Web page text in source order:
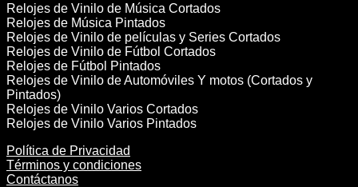
Relojes de Vinilo de Música Cortados
Relojes de Música Pintados
Relojes de Vinilo de películas y Series Cortados
Relojes de Vinilo de Fútbol Cortados
Relojes de Fútbol Pintados
Relojes de Vinilo de Automóviles Y motos (Cortados y
Pintados)
Relojes de Vinilo Varios Cortados
Relojes de Vinilo Varios Pintados
Política de Privacidad
Términos y condiciones
Contáctanos